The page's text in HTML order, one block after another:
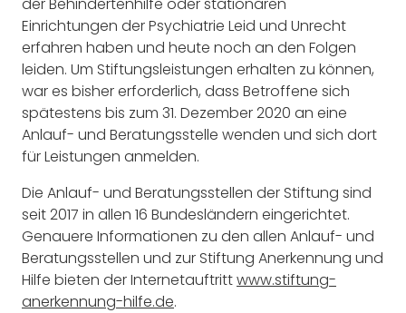
Einrichtungen der Psychiatrie Leid und Unrecht
erfahren haben und heute noch an den Folgen
leiden. Um Stiftungsleistungen erhalten zu können,
war es bisher erforderlich, dass Betroffene sich
spätestens bis zum 31. Dezember 2020 an eine
Anlauf- und Beratungsstelle wenden und sich dort
für Leistungen anmelden.
Die Anlauf- und Beratungsstellen der Stiftung sind
seit 2017 in allen 16 Bundesländern eingerichtet.
Genauere Informationen zu den allen Anlauf- und
Beratungsstellen und zur Stiftung Anerkennung und
Hilfe bieten der Internetauftrittwww.stiftung-
anerkennung-hilfe.de.